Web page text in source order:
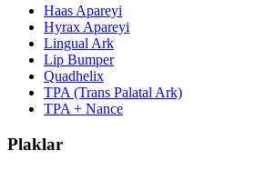
Haas Apareyi
Hyrax Apareyi
Lingual Ark
Lip Bumper
Quadhelix
TPA (Trans Palatal Ark)
TPA + Nance
Plaklar